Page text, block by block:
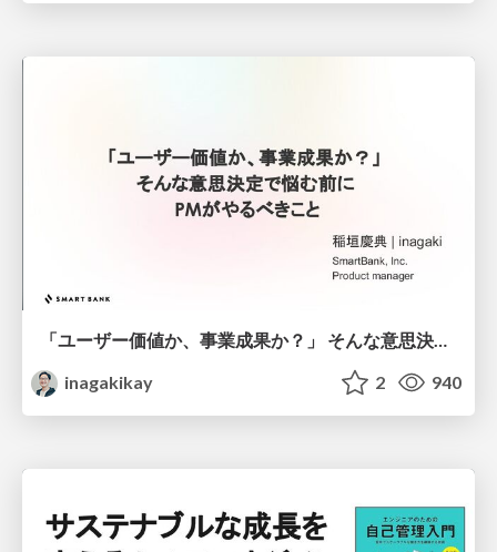
「ユーザー価値か、事業成果か？」 そんな意思決定で悩む前に PMがやるべきこと
inagakikay
2 940